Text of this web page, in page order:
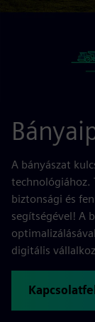
A bányászat
technológiához.
biztonsági és
segítségével! A
digitális